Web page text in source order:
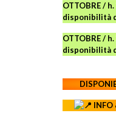
OTTOBRE /
disponibilità
OTTOBRE /
disponibilità
INFO